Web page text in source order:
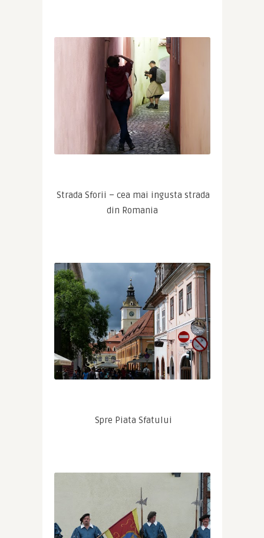
Strada Sforii – cea mai ingusta strada
din Romania
Spre Piata Sfatului